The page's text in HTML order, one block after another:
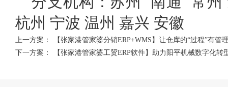
杭州 宁波 温州 嘉兴 安徽
上一方案：
【张家港管家婆分销ERP+WMS】让仓库的“过程”有管
下一方案：
【张家港管家婆工贸ERP软件】助力阳平机械数字化转